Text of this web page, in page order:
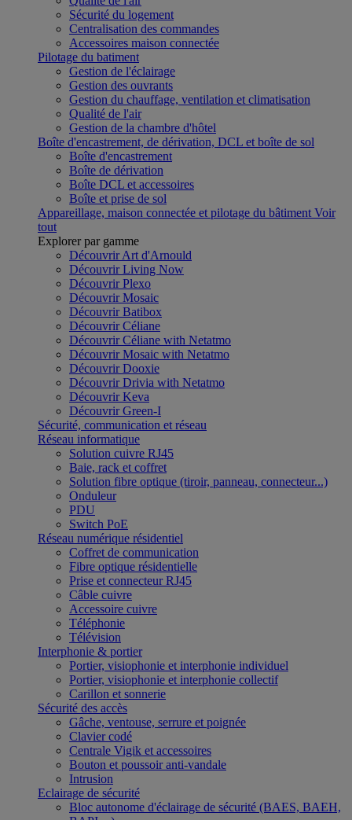
Sécurité du logement
Centralisation des commandes
Accessoires maison connectée
Pilotage du batiment
Gestion de l'éclairage
Gestion des ouvrants
Gestion du chauffage, ventilation et climatisation
Qualité de l'air
Gestion de la chambre d'hôtel
Boîte d'encastrement, de dérivation, DCL et boîte de sol
Boîte d'encastrement
Boîte de dérivation
Boîte DCL et accessoires
Boîte et prise de sol
Appareillage, maison connectée et pilotage du bâtiment Voir
tout
Explorer par gamme
Découvrir Art d'Arnould
Découvrir Living Now
Découvrir Plexo
Découvrir Mosaic
Découvrir Batibox
Découvrir Céliane
Découvrir Céliane with Netatmo
Découvrir Mosaic with Netatmo
Découvrir Dooxie
Découvrir Drivia with Netatmo
Découvrir Keva
Découvrir Green-I
Sécurité, communication et réseau
Réseau informatique
Solution cuivre RJ45
Baie, rack et coffret
Solution fibre optique (tiroir, panneau, connecteur...)
Onduleur
PDU
Switch PoE
Réseau numérique résidentiel
Coffret de communication
Fibre optique résidentielle
Prise et connecteur RJ45
Câble cuivre
Accessoire cuivre
Téléphonie
Télévision
Interphonie & portier
Portier, visiophonie et interphonie individuel
Portier, visiophonie et interphonie collectif
Carillon et sonnerie
Sécurité des accès
Gâche, ventouse, serrure et poignée
Clavier codé
Centrale Vigik et accessoires
Bouton et poussoir anti-vandale
Intrusion
Eclairage de sécurité
Bloc autonome d'éclairage de sécurité (BAES, BAEH,